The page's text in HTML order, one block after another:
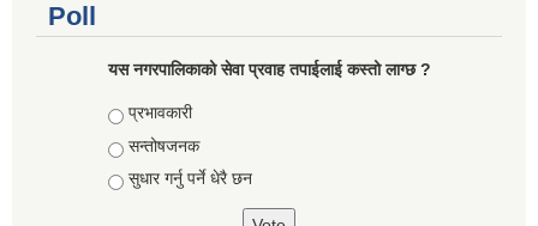
Poll
यस नगरपालिकाको सेवा प्रवाह तपाईलाई कस्तो लाग्छ ?
Choices
प्रभावकारी
सन्तोषजनक
सुधार गर्नु पर्ने धेरै छन